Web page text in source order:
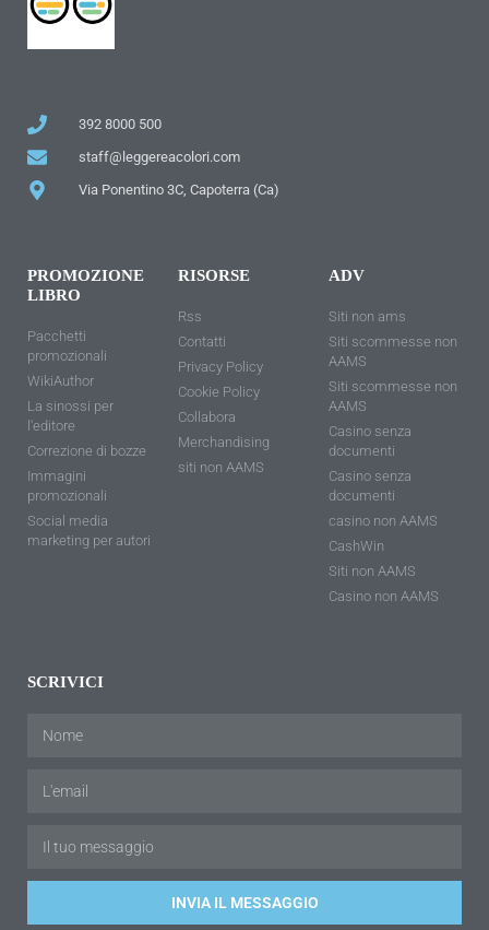
392 8000 500
staff@leggereacolori.com
Via Ponentino 3C, Capoterra (Ca)
PROMOZIONE
LIBRO
Pacchetti
promozionali
WikiAuthor
La sinossi per
l'editore
Correzione di bozze
Immagini
promozionali
Social media
marketing per autori
RISORSE
Rss
Contatti
Privacy Policy
Cookie Policy
Collabora
Merchandising
siti non AAMS
ADV
Siti non ams
Siti scommesse non
AAMS
Siti scommesse non
AAMS
Casino senza
documenti
Casino senza
documenti
casino non AAMS
CashWin
Siti non AAMS
Casino non AAMS
SCRIVICI
INVIA IL MESSAGGIO